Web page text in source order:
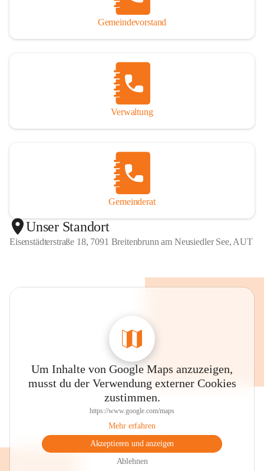
Gemeindevorstand
Verwaltung
Gemeinderat
Unser Standort
Eisenstädterstraße 18, 7091 Breitenbrunn am Neusiedler See, AUT
Um Inhalte von Google Maps anzuzeigen,
musst du der Verwendung externer Cookies
zustimmen.
https://www.google.com/maps
Mehr erfahren
Akzeptieren und anzeigen
Ablehnen